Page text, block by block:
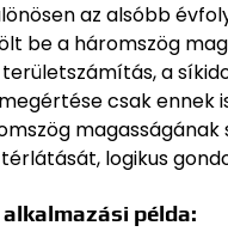
az alsóbb
be a háromszög
a
csak ennek
magasságának
logikus
példa: